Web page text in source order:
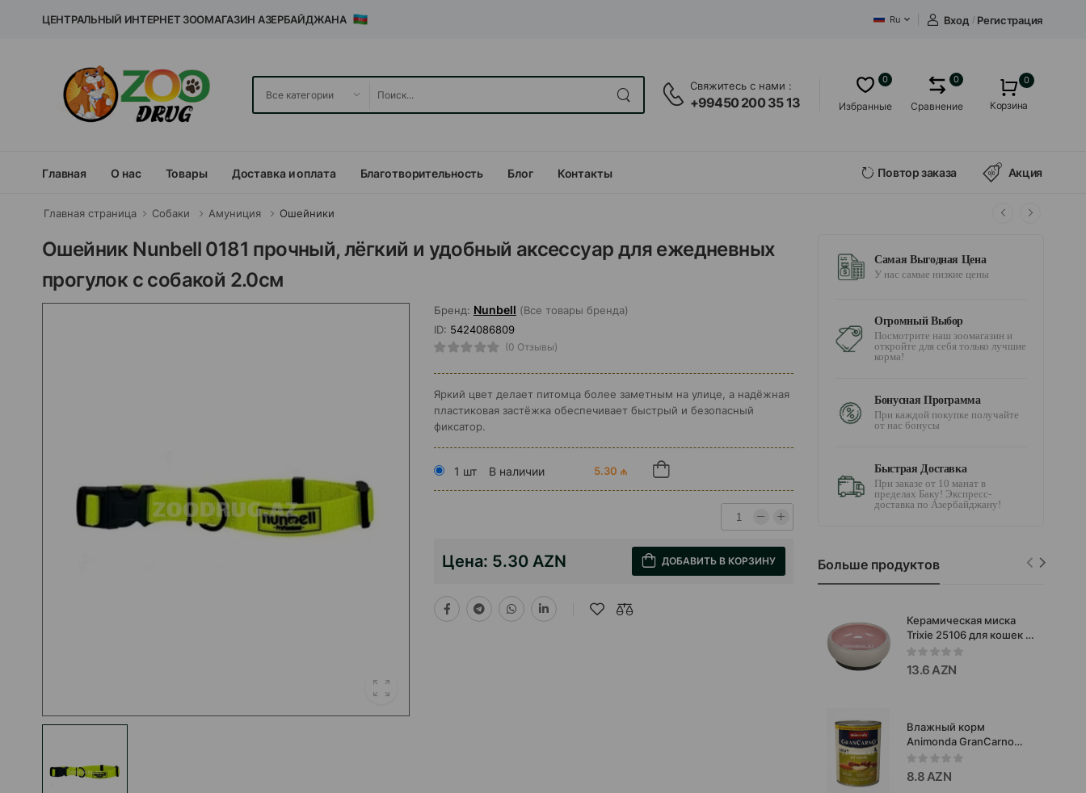
ЦЕНТРАЛЬНЫЙ ИНТЕРНЕТ ЗООМАГАЗИН АЗЕРБАЙДЖАНА Ru Вход / Регистрация
Свяжитесь с нами :
+99450 200 35 13 Избранные
0
Сравнение
0 0
Корзина
Главная О нас Товары Доставка и оплата Благотворительность Блог Контакты Повтор заказа Акция
Главная страница Собаки Амуниция Ошейники
Ошейник Nunbell 0181 прочный, лёгкий и удобный аксессуар для ежедневных
прогулок с собакой 2.0см
Бренд: Nunbell (Все товары бренда)
ID: 5424086809
(0 Отзывы)
Яркий цвет делает питомца более заметным на улице, а надёжная
пластиковая застёжка обеспечивает быстрый и безопасный
фиксатор.
1 шт В наличии 5.30 ₼
Цена: 5.30 AZN ДОБАВИТЬ В КОРЗИНУ
Самая Выгодная Цена
У нас самые низкие цены
Огромный Выбор
Посмотрите наш зоомагазин и
откройте для себя только лучшие
корма!
Бонусная Программа
При каждой покупке получайте
от нас бонусы
Быстрая Доставка
При заказе от 10 манат в
пределах Баку! Экспресс-
доставка по Азербайджану!
Больше продуктов
Керамическая миска
Trixie 25106 для кошек и
собак 0,2L 14cm
13.6 AZN
Влажный корм
Animonda GranCarno
Adult с рубцом для
взрослых собак
800г.#82806
8.8 AZN